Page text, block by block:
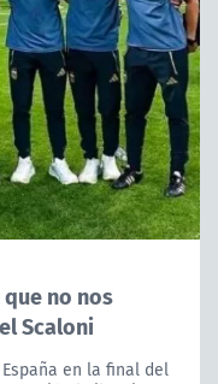
no nos
Scaloni
en la final del